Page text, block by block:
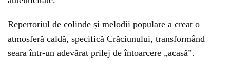
Repertoriul de colinde și melodii populare a creat o
atmosferă caldă, specifică Crăciunului, transformând
seara într-un adevărat prilej de întoarcere „acasă”.